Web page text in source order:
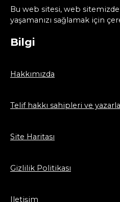
Bu web sitesi, web
yaşamanızı sağlamak için
Bilgi
Hakkımızda
Telif hakkı sahipleri ve
Site Haritası
Gizlilik Politikası
Iletişim